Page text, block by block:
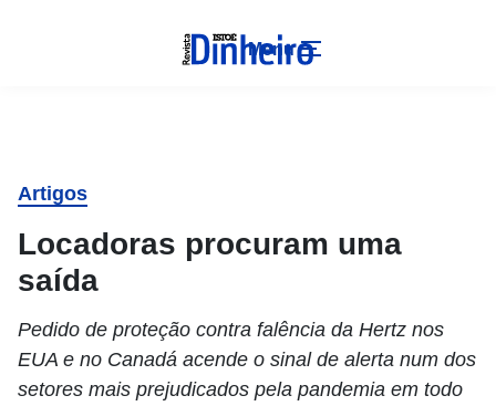
Menu
Artigos
Locadoras procuram uma
saída
Pedido de proteção contra falência da Hertz nos
EUA e no Canadá acende o sinal de alerta num dos
setores mais prejudicados pela pandemia em todo